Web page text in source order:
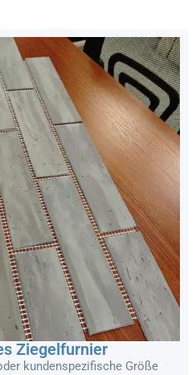
Ziegelfurnier
kundenspezifische Größe